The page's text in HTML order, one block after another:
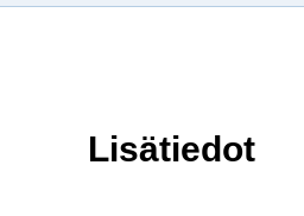
Lisätiedot